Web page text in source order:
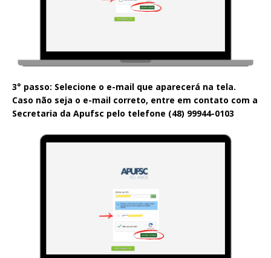
3° passo: Selecione o e-mail que aparecerá na tela.
Caso não seja o e-mail correto, entre em contato com a
Secretaria da Apufsc pelo telefone (48) 99944-0103